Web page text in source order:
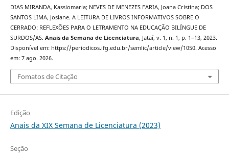
DIAS MIRANDA, Kassiomaria; NEVES DE MENEZES FARIA, Joana Cristina; DOS
SANTOS LIMA, Josiane. A LEITURA DE LIVROS INFORMATIVOS SOBRE O
CERRADO: REFLEXÕES PARA O LETRAMENTO NA EDUCAÇÃO BILÍNGUE DE
SURDOS/AS. Anais da Semana de Licenciatura, Jataí, v. 1, n. 1, p. 1–13, 2023.
Disponível em: https://periodicos.ifg.edu.br/semlic/article/view/1050. Acesso
em: 7 ago. 2026.
Fomatos de Citação
Edição
Anais da XIX Semana de Licenciatura (2023)
Seção